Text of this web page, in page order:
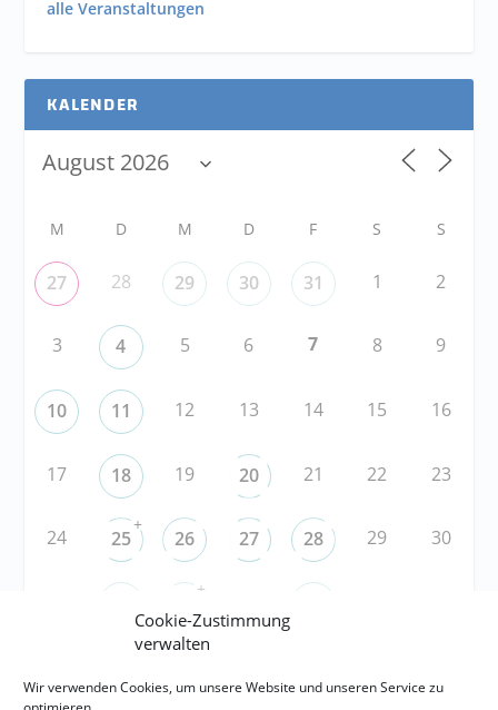
Cookie-Zustimmung
verwalten
Wir verwenden Cookies, um unsere Website und unseren Service zu
alle Veranstaltungen
KALENDER
M D M D F S S
27 28 29 30 31 1 2
3 4 5 6 7 8 9
10 11 12 13 14 15 16
17 18 19 20 21 22 23
24 25
+
26 27 28 29 30
+
RSS